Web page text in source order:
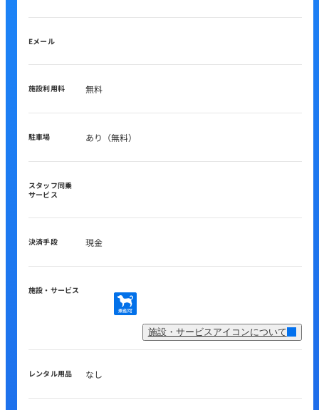
Eメール
施設利用料 無料
駐車場 あり（無料）
スタッフ同乗
サービス
決済手段 現金
施設・サービス
施設・サービスアイコンについて
レンタル用品 なし